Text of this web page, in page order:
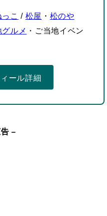
こ / 松屋 ・ 松のや
グルメ ・ご当地イベン
ール詳細
–